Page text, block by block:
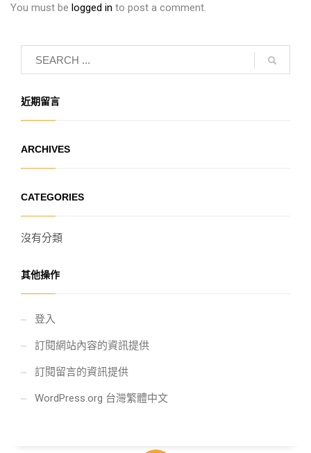
You must be logged in to post a comment.
近期留言
ARCHIVES
CATEGORIES
沒有分類
其他操作
登入
訂閱網站內容的資訊提供
訂閱留言的資訊提供
WordPress.org 台灣繁體中文